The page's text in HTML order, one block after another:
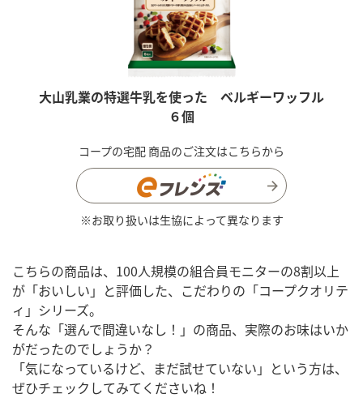
大山乳業の特選牛乳を使った ベルギーワッフル
６個
コープの宅配 商品のご注文はこちらから
※お取り扱いは生協によって異なります
こちらの商品は、100人規模の組合員モニターの8割以上
が「おいしい」と評価した、 こだわりの「コープクオリテ
ィ」シリーズ。
そんな「選んで間違いなし！」の商品、実際のお味はいか
がだったのでしょうか？
「気になっているけど、まだ試せていない」という方は、
ぜひチェックしてみてくださいね！